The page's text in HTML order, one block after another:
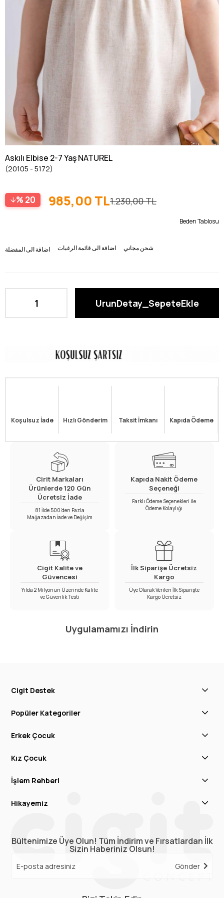
Askılı Elbise 2-7 Yaş NATUREL
(20105 - 5172)
20 1.230,00 TL
985,00 TL
Beden Tablosu
اضافة الى المفضلة اضافة الى قائمة الرغبات شحن مجاني
Koşulsuz İade Hızlı Gönderim Taksit İmkanı Kapıda Ödeme
Cirit Markaları
Ürünlerde 120 Gün
Ücretsiz İade
81 İlde 500’den Fazla
Mağazadan İade ve Değişim
Kapıda Nakit Ödeme
Seçeneği
Farklı Ödeme Seçenekleri ile
Ödeme Kolaylığı
Cigit Kalite ve
Güvencesi
Yılda 2 Milyonun Üzerinde Kalite
ve Güvenlik Testi
İlk Siparişe Ücretsiz
Kargo
Üye Olarak Verilen İlk Siparişte
Kargo Ücretsiz
Uygulamamızı İndirin
Cigit Destek
Popüler Kategoriler
Erkek Çocuk
Kız Çocuk
İşlem Rehberi
Hikayemiz
Bültenimize Üye Olun! Tüm İndirim ve Fırsatlardan İlk
Sizin Haberiniz Olsun!
Gönder